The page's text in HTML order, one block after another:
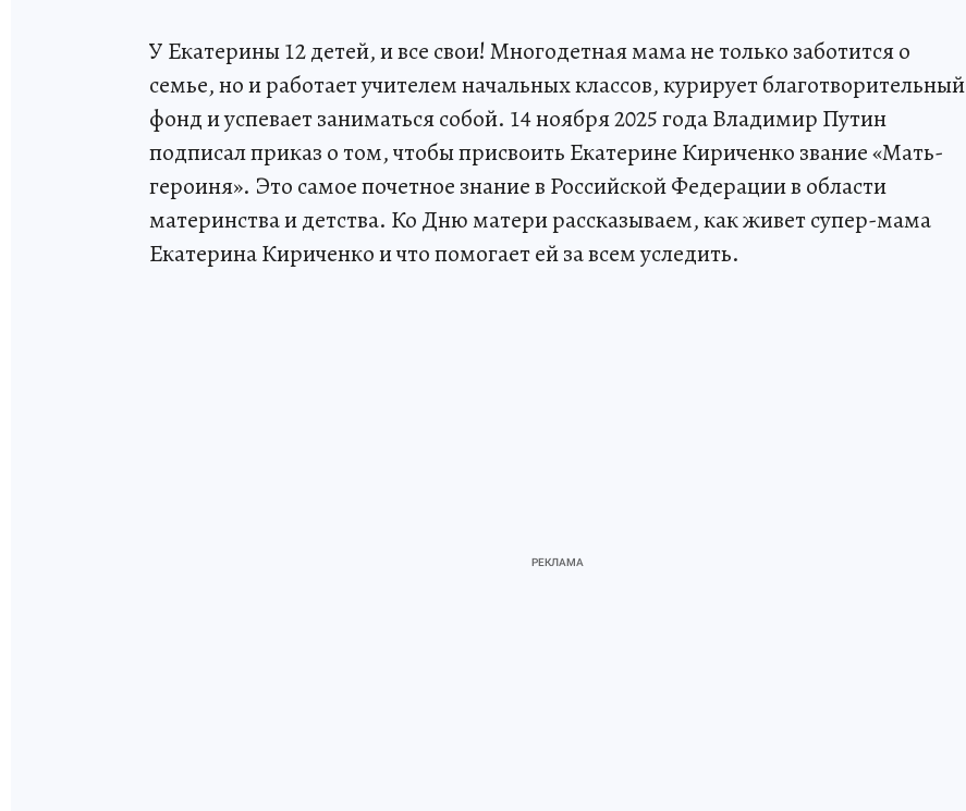
У Екатерины 12 детей, и все свои! Многодетная мама не только заботится о
семье, но и работает учителем начальных классов, курирует благотворительный
фонд и успевает заниматься собой. 14 ноября 2025 года Владимир Путин
подписал приказ о том, чтобы присвоить Екатерине Кириченко звание «Мать-
героиня». Это самое почетное знание в Российской Федерации в области
материнства и детства. Ко Дню матери рассказываем, как живет супер-мама
Екатерина Кириченко и что помогает ей за всем уследить.